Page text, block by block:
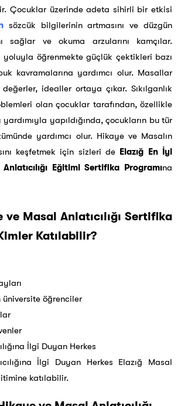
Çocuklar üzerinde adeta sihirli bir etkisi
sözcük bilgilerinin artmasını ve düzgün
sağlar ve okuma arzularını kamçılar.
yoluyla öğrenmekte güçlük çektikleri bazı
kavramalarına yardımcı olur. Masallar
idealler ortaya çıkar. Sıkılganlık
olan çocuklar tarafından, özellikle
yapıldığında, çocukların bu tür
yardımcı olur. Hikaye ve Masalın
keşfetmek için sizleri de Elazığ En İyi
Eğitimi Sertifika Programına
ve Masal Anlatıcılığı Sertifika
Katılabilir?
üniversite öğrenciler
İlgi Duyan Herkes
İlgi Duyan Herkes Elazığ Masal
katılabilir.